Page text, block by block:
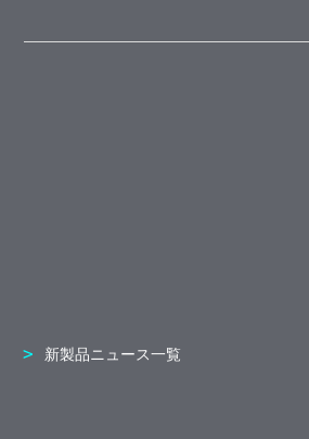
新製品ニュース一覧